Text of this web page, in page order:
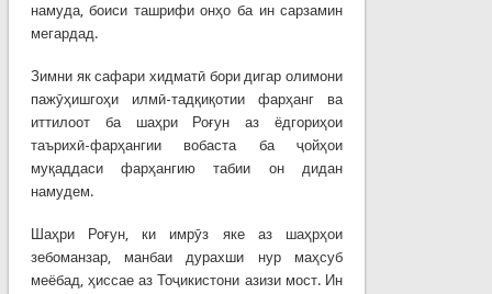
намуда, боиси ташрифи онҳо ба ин сарзамин
мегардад.
Зимни як сафари хидматӣ бори дигар олимони
пажӯҳишгоҳи илмӣ-тадқиқотии фарҳанг ва
иттилоот ба шаҳри Роғун аз ёдгориҳои
таърихӣ-фарҳангии вобаста ба ҷойҳои
муқаддаси фарҳангию табии он дидан
намудем.
Шаҳри Роғун, ки имрӯз яке аз шаҳрҳои
зебоманзар, манбаи дурахши нур маҳсуб
меёбад, ҳиссае аз Тоҷикистони азизи мост. Ин